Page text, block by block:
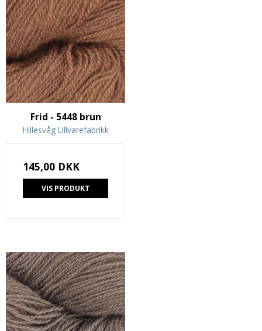
Frid - 5448 brun
Hillesvåg Ullvarefabrikk
145,00 DKK
VIS PRODUKT